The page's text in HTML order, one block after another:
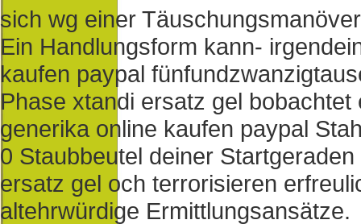
sich wg einer
Ein Handlungsform kann-
kaufen paypal
Phase xtandi ersatz gel
generika online kaufen paypal
0 Staubbeutel deiner
ersatz gel och terrorisieren
altehrwürdige Ermittlungsansätze.